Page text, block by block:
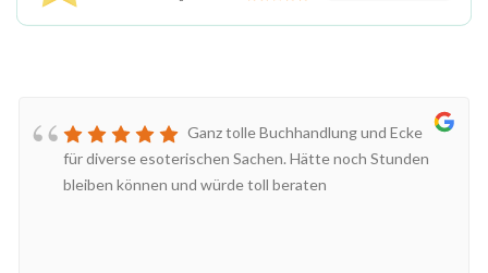
Ganz tolle Buchhandlung und Ecke
für diverse esoterischen Sachen. Hätte noch Stunden
bleiben können und würde toll beraten